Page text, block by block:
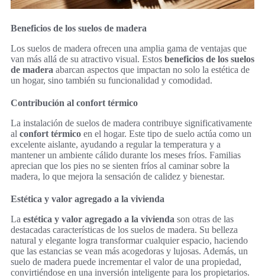
Beneficios de los suelos de madera
Los suelos de madera ofrecen una amplia gama de ventajas que
van más allá de su atractivo visual. Estos beneficios de los suelos
de madera abarcan aspectos que impactan no solo la estética de
un hogar, sino también su funcionalidad y comodidad.
Contribución al confort térmico
La instalación de suelos de madera contribuye significativamente
al confort térmico en el hogar. Este tipo de suelo actúa como un
excelente aislante, ayudando a regular la temperatura y a
mantener un ambiente cálido durante los meses fríos. Familias
aprecian que los pies no se sienten fríos al caminar sobre la
madera, lo que mejora la sensación de calidez y bienestar.
Estética y valor agregado a la vivienda
La estética y valor agregado a la vivienda son otras de las
destacadas características de los suelos de madera. Su belleza
natural y elegante logra transformar cualquier espacio, haciendo
que las estancias se vean más acogedoras y lujosas. Además, un
suelo de madera puede incrementar el valor de una propiedad,
convirtiéndose en una inversión inteligente para los propietarios.